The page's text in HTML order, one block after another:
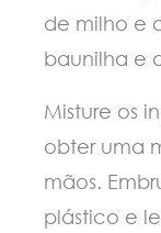
de milho e
baunilha e
Misture os
obter uma
mãos.
plástico e